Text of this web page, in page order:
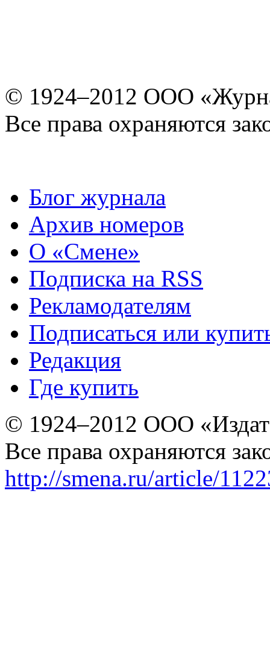
© 1924–2012 ООО
Все права охраняются
Блог журнала
Архив номеров
О «Смене»
Подписка на RSS
Рекламодателям
Подписаться или
Редакция
Где купить
© 1924–2012 ООО
Все права охраняются
http://smena.ru/article/